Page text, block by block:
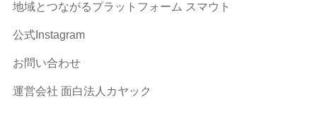
地域とつながるプラットフォーム スマウト
公式Instagram
お問い合わせ
運営会社 面白法人カヤック